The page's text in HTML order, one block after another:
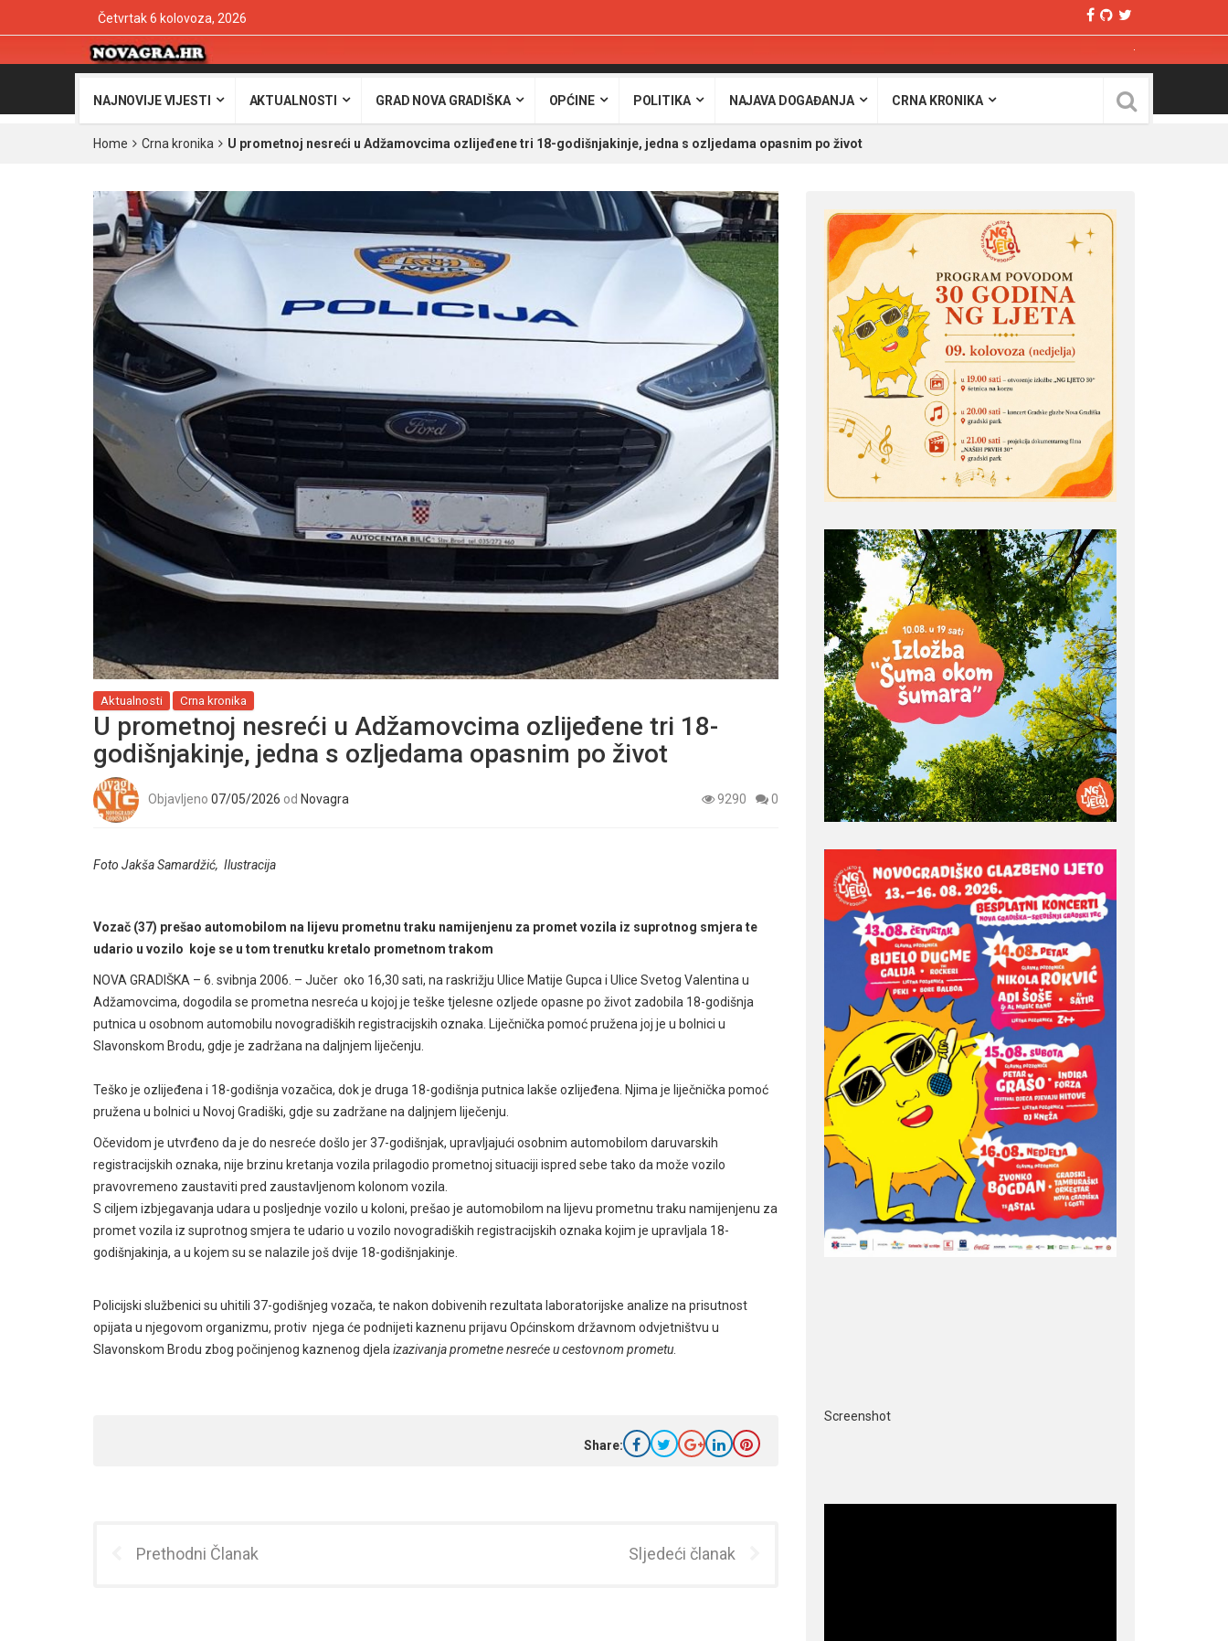
Četvrtak 6 kolovoza, 2026
NAJNOVIJE VIJESTI AKTUALNOSTI GRAD NOVA GRADIŠKA OPĆINE POLITIKA NAJAVA DOGAĐANJA CRNA KRONIKA
Home Crna kronika U prometnoj nesreći u Adžamovcima ozlijeđene tri 18-godišnjakinje, jedna s ozljedama opasnim po život
Aktualnosti Crna kronika
U prometnoj nesreći u Adžamovcima ozlijeđene tri 18-
godišnjakinje, jedna s ozljedama opasnim po život
Objavljeno 07/05/2026 od Novagra 9290 0
Foto Jakša Samardžić, Ilustracija
Vozač (37) prešao automobilom na lijevu prometnu traku namijenjenu za promet vozila iz suprotnog smjera te
udario u vozilo koje se u tom trenutku kretalo prometnom trakom
NOVA GRADIŠKA – 6. svibnja 2006. – Jučer oko 16,30 sati, na raskrižju Ulice Matije Gupca i Ulice Svetog Valentina u
Adžamovcima, dogodila se prometna nesreća u kojoj je teške tjelesne ozljede opasne po život zadobila 18-godišnja
putnica u osobnom automobilu novogradiških registracijskih oznaka. Liječnička pomoć pružena joj je u bolnici u
Slavonskom Brodu, gdje je zadržana na daljnjem liječenju.
Teško je ozlijeđena i 18-godišnja vozačica, dok je druga 18-godišnja putnica lakše ozlijeđena. Njima je liječnička pomoć
pružena u bolnici u Novoj Gradiški, gdje su zadržane na daljnjem liječenju.
Očevidom je utvrđeno da je do nesreće došlo jer 37-godišnjak, upravljajući osobnim automobilom daruvarskih
registracijskih oznaka, nije brzinu kretanja vozila prilagodio prometnoj situaciji ispred sebe tako da može vozilo
pravovremeno zaustaviti pred zaustavljenom kolonom vozila.
S ciljem izbjegavanja udara u posljednje vozilo u koloni, prešao je automobilom na lijevu prometnu traku namijenjenu za
promet vozila iz suprotnog smjera te udario u vozilo novogradiških registracijskih oznaka kojim je upravljala 18-
godišnjakinja, a u kojem su se nalazile još dvije 18-godišnjakinje.
Policijski službenici su uhitili 37-godišnjeg vozača, te nakon dobivenih rezultata laboratorijske analize na prisutnost
opijata u njegovom organizmu, protiv njega će podnijeti kaznenu prijavu Općinskom državnom odvjetništvu u
Slavonskom Brodu zbog počinjenog kaznenog djela izazivanja prometne nesreće u cestovnom prometu
Share:
Prethodni Članak Sljedeći članak
Screenshot